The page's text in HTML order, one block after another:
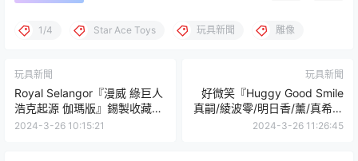
1/4 Star Ace Toys 玩具新聞 雕像
玩具新聞
Royal Selangor『漫威 綠巨人
浩克起源 伽瑪版』錫製收藏雕
像，以金屬光澤展現伽瑪綠光
2024-3-26 10:15:21
玩具新聞
好微笑『Huggy Good Smile
真嗣/綾波零/明日香/薰/真希波
制服ver.』討抱抱可愛登場！
2024-3-26 11:26:45